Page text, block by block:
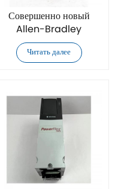
Совершенно новый
Allen-Bradley
20F11GC5P0JA0NNNNN
частотный
Читать далее